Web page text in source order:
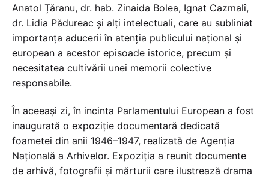
Anatol Țăranu, dr. hab. Zinaida Bolea, Ignat Cazmalî,
dr. Lidia Pădureac și alți intelectuali, care au subliniat
importanța aducerii în atenția publicului național și
european a acestor episoade istorice, precum și
necesitatea cultivării unei memorii colective
responsabile.
În aceeași zi, în incinta Parlamentului European a fost
inaugurată o expoziție documentară dedicată
foametei din anii 1946–1947, realizată de Agenția
Națională a Arhivelor. Expoziția a reunit documente
de arhivă, fotografii și mărturii care ilustrează drama